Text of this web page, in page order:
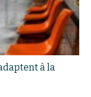
à la